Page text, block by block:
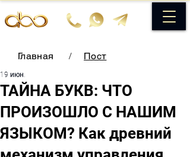
Главная / Пост
ТАЙНА БУКВ: ЧТО
ПРОИЗОШЛО С НАШИМ
ЯЗЫКОМ? Как древний
19 июн.